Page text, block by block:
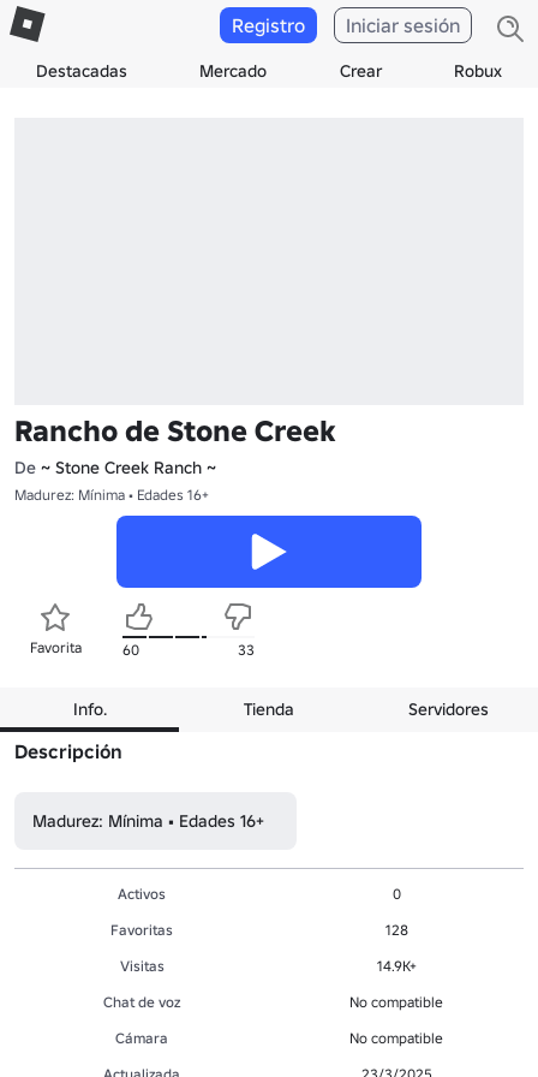
Destacadas Mercado Crear Robux
Registro Iniciar sesión
Rancho de Stone Creek
De ~ Stone Creek Ranch ~
Madurez: Mínima • Edades 16+
Favorita 60 33
Info. Tienda Servidores
Descripción
Madurez: Mínima • Edades 16+
Activos
0
Favoritas
128
Visitas
14.9K+
Chat de voz
No compatible
Cámara
No compatible
Actualizada
23/3/2025